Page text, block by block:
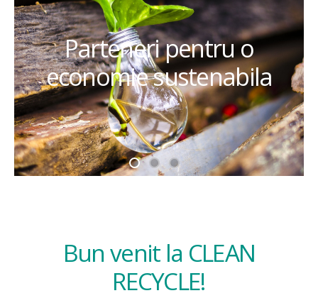
Parteneri pentru o
economie sustenabila
Bun venit la CLEAN
RECYCLE!